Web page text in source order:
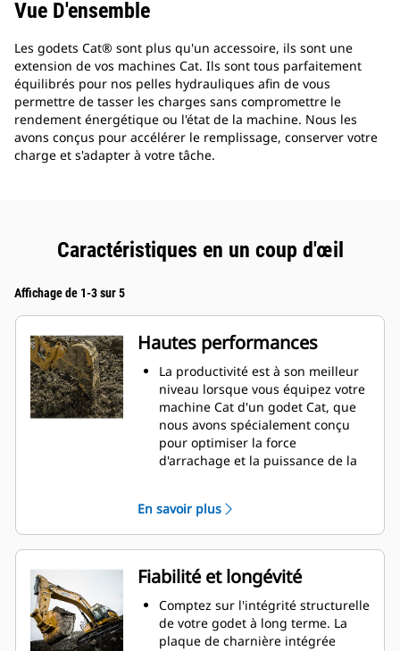
Vue D'ensemble
Les godets Cat® sont plus qu'un accessoire, ils sont une
extension de vos machines Cat. Ils sont tous parfaitement
équilibrés pour nos pelles hydrauliques afin de vous
permettre de tasser les charges sans compromettre le
rendement énergétique ou l'état de la machine. Nous les
avons conçus pour accélérer le remplissage, conserver votre
charge et s'adapter à votre tâche.
Caractéristiques en un coup d'œil
Affichage de 1-3 sur 5
Hautes performances
La productivité est à son meilleur
niveau lorsque vous équipez votre
machine Cat d'un godet Cat, que
nous avons spécialement conçu
pour optimiser la force
d'arrachage et la puissance de la
double améliore le flux des
matières dans le godet. Le
dégagement de talon accru
garantit que le fond du godet ne
frotte pas, ce qui réduit les coûts
d'entretien.
La consommation de carburant est
maximale lors de l'excavation. Les
En savoir plus
Fiabilité et longévité
Comptez sur l'intégrité structurelle
de votre godet à long terme. La
plaque de charnière intégrée